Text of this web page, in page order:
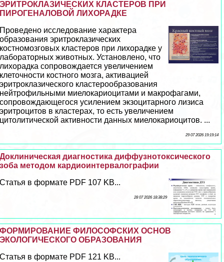
ЭРИТРОКЛАЗИЧЕСКИХ КЛАСТЕРОВ ПРИ
ПИРОГЕНАЛОВОЙ ЛИХОРАДКЕ
Проведено исследование хаpaктера
образования эритроклазических
костномозговых кластеров при лихорадке у
лабораторных животных. Установлено, что
лихорадка сопровождается увеличением
клеточности костного мозга, активацией
эритроклазического кластерообразования
нейтрофильными миелокариоцитами и макрофагами,
сопровождающегося усилением экзоцитарного лизиса
эритроцитов в кластерах, то есть увеличением
цитолитической активности данных миелокариоцитов. ...
29 07 2026 19:19:14
Доклиническая диагностика диффузнотоксического
зоба методом кардиоинтервалографии
Статья в формате PDF 107 KB...
28 07 2026 18:38:29
ФОРМИРОВАНИЕ ФИЛОСОФСКИХ ОСНОВ
ЭКОЛОГИЧЕСКОГО ОБРАЗОВАНИЯ
Статья в формате PDF 121 KB...